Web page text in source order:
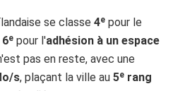
se classe 4ᵉ pour le
6ᵉ pour l'adhésion à un espace
pas en reste, avec une
s, plaçant la ville au 5ᵉ rang